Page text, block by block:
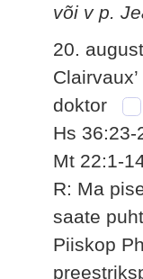
või v p.
20. august
doktor
Hs 36:23-
Mt 22:1-
R: Ma
saate
Piiskop